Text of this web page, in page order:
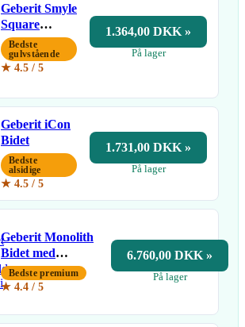
Geberit Smyle
Square
Gulvstående
Bidet
Bedste
gulvstående
★ 4.5 / 5
1.364,00 DKK »
På lager
Geberit iCon
Bidet
Bedste
alsidige
★ 4.5 / 5
1.731,00 DKK »
På lager
Geberit Monolith
Bidet med
Håndklædeholder
Bedste premium
★ 4.4 / 5
6.760,00 DKK »
På lager